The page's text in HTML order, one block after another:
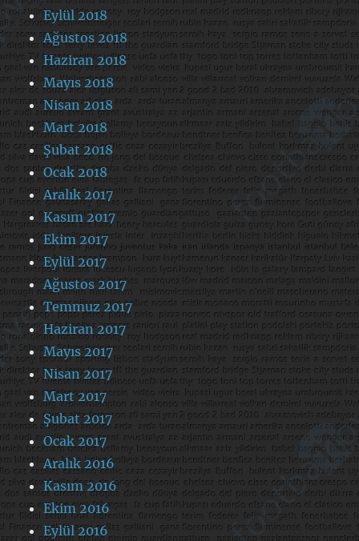
Eylül 2018
Ağustos 2018
Haziran 2018
Mayıs 2018
Nisan 2018
Mart 2018
Şubat 2018
Ocak 2018
Aralık 2017
Kasım 2017
Ekim 2017
Eylül 2017
Ağustos 2017
Temmuz 2017
Haziran 2017
Mayıs 2017
Nisan 2017
Mart 2017
Şubat 2017
Ocak 2017
Aralık 2016
Kasım 2016
Ekim 2016
Eylül 2016